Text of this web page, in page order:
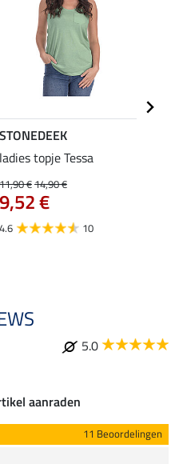
STONEDEEK
ladies topje Tessa
11,90 €14,90 €
9,52 €
4.6 10
5.0
aanraden
11 Beoordelingen